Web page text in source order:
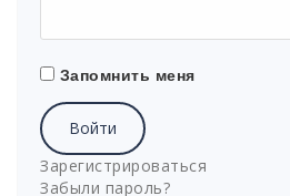
Запомнить меня
Войти
Зарегистрироваться
Забыли пароль?